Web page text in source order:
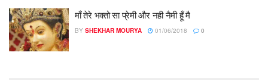
माँ तेरे भक्तो सा प्रेमी और नही नैमी हूँ मै
BY SHEKHAR MOURYA 01/06/2018 0